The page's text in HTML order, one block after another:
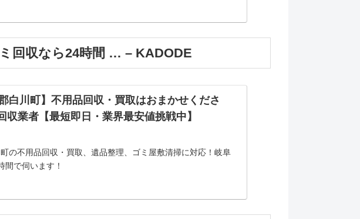
回収なら24時間 … – KADODE
白川町】不用品回収・買取はおまかせくださ
収業者【最短即日・業界最安値挑戦中】
の不用品回収・買取、遺品整理、ゴミ屋敷清掃に対応！岐阜
間で伺います！